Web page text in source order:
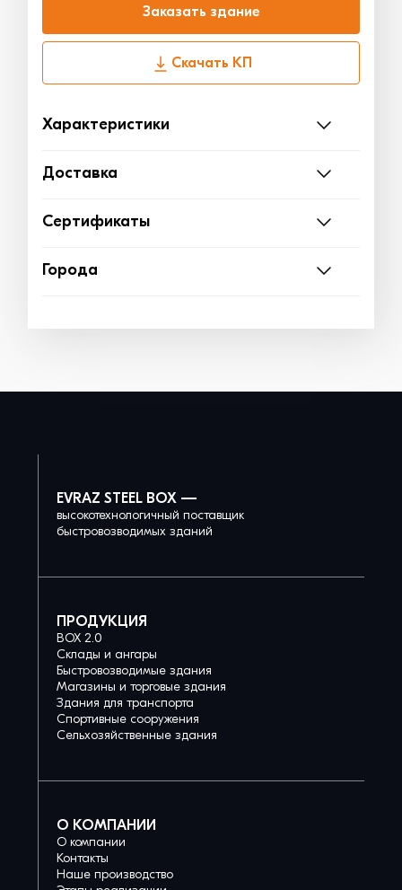
Заказать здание
Скачать КП
Характеристики
Доставка
Сертификаты
Города
EVRAZ STEEL BOX —
высокотехнологичный поставщик
быстровозводимых зданий
ПРОДУКЦИЯ
BOX 2.0
Склады и ангары
Быстровозводимые здания
Магазины и торговые здания
Здания для транспорта
Спортивные сооружения
Сельхозяйственные здания
О КОМПАНИИ
О компании
Контакты
Наше производство